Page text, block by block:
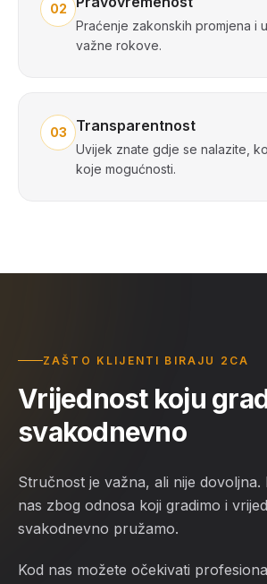
02
Praćenje zakonskih promjena i
važne rokove.
03 Transparentnost
Uvijek znate gdje se nalazite,
koje mogućnosti.
ZAŠTO KLIJENTI BIRAJU 2CA
Vrijednost koju
svakodnevno
Stručnost je važna, ali nije dovoljna.
nas zbog odnosa koji gradimo i
svakodnevno pružamo.
Kod nas možete očekivati